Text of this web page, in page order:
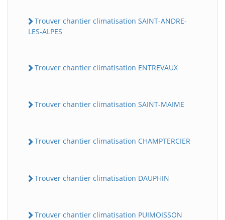
Trouver chantier climatisation SAINT-ANDRE-
LES-ALPES
Trouver chantier climatisation ENTREVAUX
Trouver chantier climatisation SAINT-MAIME
Trouver chantier climatisation CHAMPTERCIER
Trouver chantier climatisation DAUPHIN
Trouver chantier climatisation PUIMOISSON